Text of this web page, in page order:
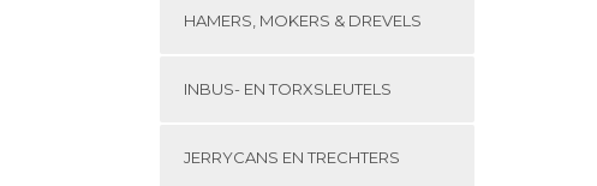
HAMERS, MOKERS & DREVELS
INBUS- EN TORXSLEUTELS
JERRYCANS EN TRECHTERS